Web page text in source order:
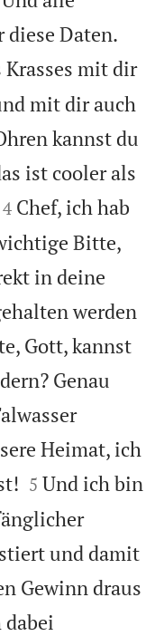
diese Daten.
Krasses mit dir
mit dir auch
kannst du
ist cooler als


4 Chef, ich hab
Bitte,
in deine
werden
Gott, kannst
Genau
Heimat, ich


5 Und ich bin
und damit
Gewinn draus